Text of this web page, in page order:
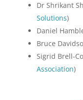
Dr Shrikant
Solutions)
Daniel
Bruce
Sigrid Brell-
Association)